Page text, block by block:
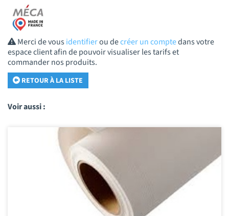
Merci de vousidentifierou decréer un comptedans votre
espace client afin de pouvoir visualiser les tarifs et
commander nos produits.
RETOUR À LA LISTE
Voir aussi :